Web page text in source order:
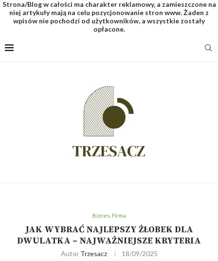
Strona/Blog w całości ma charakter reklamowy, a zamieszczone na
niej artykuły mają na celu pozycjonowanie stron www. Żaden z
wpisów nie pochodzi od użytkowników, a wszystkie zostały
opłacone.
Biznes, Firma
JAK WYBRAĆ NAJLEPSZY ŻŁOBEK DLA
DWULATKA – NAJWAŻNIEJSZE KRYTERIA
Autor Trzesacz 18/09/2025